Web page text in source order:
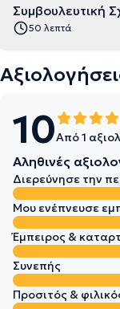
Συμβουλευτική
50 λεπτά
10Από 1
Αληθινές
Διερεύνησε την
Μου ενέπνευσε
Έμπειρος &
Συνεπής
Προσιτός &